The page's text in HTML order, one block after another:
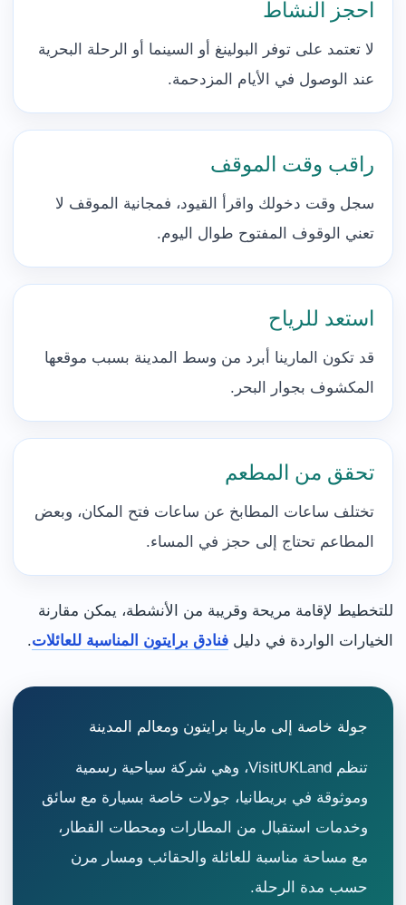
احجز النشاط
لا تعتمد على توفر البولينغ أو السينما أو الرحلة البحرية
عند الوصول في الأيام المزدحمة.
راقب وقت الموقف
سجل وقت دخولك واقرأ القيود، فمجانية الموقف لا
تعني الوقوف المفتوح طوال اليوم.
استعد للرياح
قد تكون المارينا أبرد من وسط المدينة بسبب موقعها
المكشوف بجوار البحر.
تحقق من المطعم
تختلف ساعات المطابخ عن ساعات فتح المكان، وبعض
المطاعم تحتاج إلى حجز في المساء.
للتخطيط لإقامة مريحة وقريبة من الأنشطة، يمكن مقارنة
الخيارات الواردة في دليل فنادق برايتون المناسبة للعائلات.
جولة خاصة إلى مارينا برايتون ومعالم المدينة
تنظم VisitUKLand، وهي شركة سياحية رسمية
وموثوقة في بريطانيا، جولات خاصة بسيارة مع سائق
وخدمات استقبال من المطارات ومحطات القطار،
مع مساحة مناسبة للعائلة والحقائب ومسار مرن
حسب مدة الرحلة.